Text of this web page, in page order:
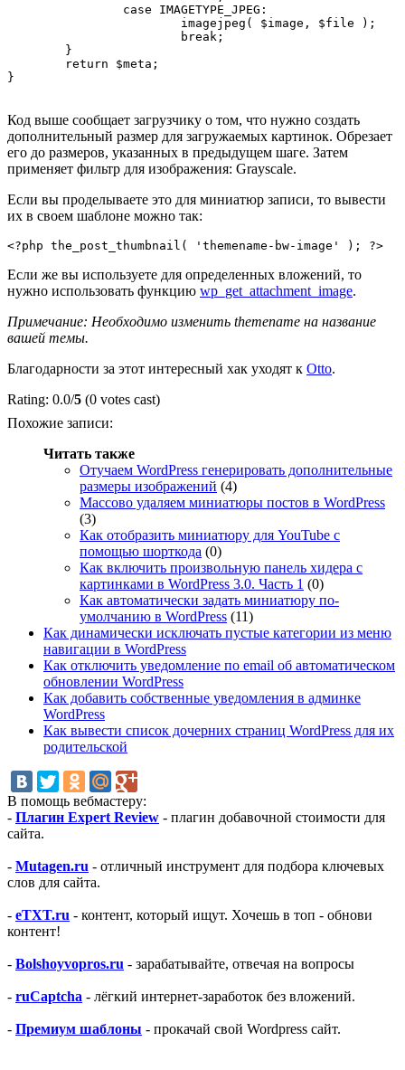
}
Код выше сообщает загрузчику о том, что нужно создать
дополнительный размер для загружаемых картинок. Обрезает
его до размеров, указанных в предыдущем шаге. Затем
применяет фильтр для изображения: Grayscale.
Если вы проделываете это для миниатюр записи, то вывести
их в своем шаблоне можно так:
Если же вы используете для определенных вложений, то
нужно использовать функцию wp_get_attachment_image.
Примечание: Необходимо изменить themename на название
вашей темы.
Благодарности за этот интересный хак уходят к Otto.
Rating: 0.0/5 (0 votes cast)
Похожие записи:
Читать также
Отучаем WordPress генерировать дополнительные
размеры изображений (4)
Массово удаляем миниатюры постов в WordPress
(3)
Как отобразить миниатюру для YouTube с
помощью шорткода (0)
Как включить произвольную панель хидера с
картинками в WordPress 3.0. Часть 1 (0)
Как автоматически задать миниатюру по-
умолчанию в WordPress (11)
Как динамически исключать пустые категории из меню
навигации в WordPress
Как отключить уведомление по email об автоматическом
обновлении WordPress
Как добавить собственные уведомления в админке
WordPress
Как вывести список дочерних страниц WordPress для их
родительской
В помощь вебмастеру:
- Плагин Expert Review - плагин добавочной стоимости для
сайта.
- Mutagen.ru - отличный инструмент для подбора ключевых
слов для сайта.
- eTXT.ru - контент, который ищут. Хочешь в топ - обнови
контент!
- Bolshoyvopros.ru - зарабатывайте, отвечая на вопросы
- ruCaptcha - лёгкий интернет-заработок без вложений.
- Премиум шаблоны - прокачай свой Wordpress сайт.